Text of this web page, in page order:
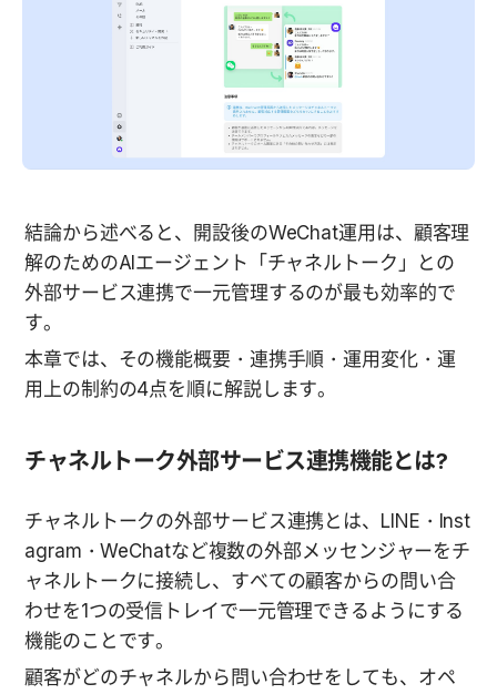
結論から述べると、開設後のWeChat運用は、顧客理
解のためのAIエージェント「チャネルトーク」との
外部サービス連携で一元管理するのが最も効率的で
す。
本章では、その機能概要・連携手順・運用変化・運
用上の制約の4点を順に解説します。
チャネルトーク外部サービス連携機能とは?
チャネルトークの外部サービス連携とは、LINE・Inst
agram・WeChatなど複数の外部メッセンジャーをチ
ャネルトークに接続し、すべての顧客からの問い合
わせを1つの受信トレイで一元管理できるようにする
機能のことです。
顧客がどのチャネルから問い合わせをしても、オペ